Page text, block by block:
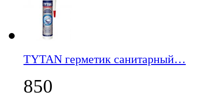
TYTAN герметик санитарный…
850